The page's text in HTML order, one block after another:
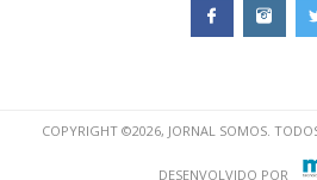
COPYRIGHT ©2026, JORNAL SOMOS.
DESENVOLVIDO POR